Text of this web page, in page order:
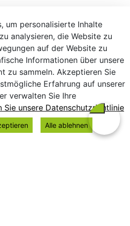
um personalisierte Inhalte
analysieren, die Website zu
auf der Website zu
Informationen über unsere
zu sammeln. Akzeptieren Sie
Erfahrung auf unserer
verwalten Sie Ihre
Sie unsere Datenschutzrichtlinie
Alle ablehnen